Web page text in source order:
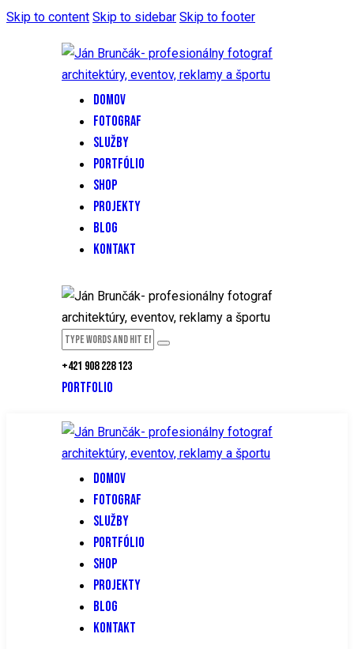
Skip to content Skip to sidebar Skip to footer
DOMOV
FOTOGRAF
SLUŽBY
PORTFÓLIO
SHOP
PROJEKTY
BLOG
KONTAKT
+421 908 228 123
PORTFOLIO
DOMOV
FOTOGRAF
SLUŽBY
PORTFÓLIO
SHOP
PROJEKTY
BLOG
KONTAKT